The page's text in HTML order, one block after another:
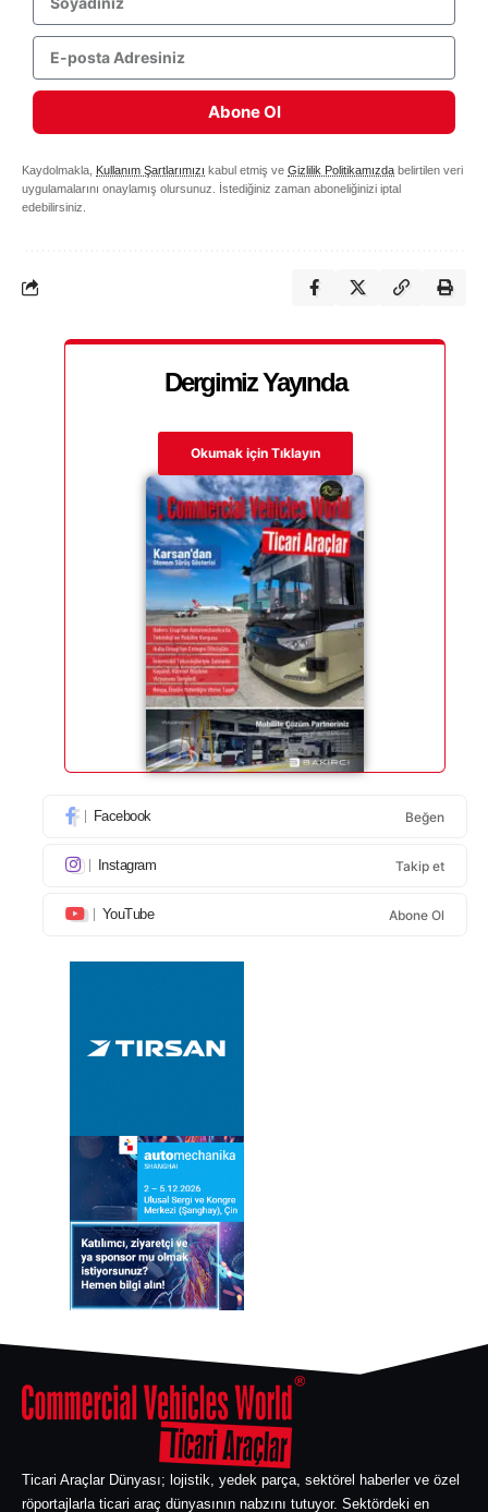
Abone Ol
Kaydolmakla, Kullanım Şartlarımızı kabul etmiş ve Gizlilik Politikamızda belirtilen veri
uygulamalarını onaylamış olursunuz. İstediğiniz zaman aboneliğinizi iptal
edebilirsiniz.
Dergimiz Yayında
Okumak için Tıklayın
Facebook Beğen
Instagram Takip et
YouTube Abone Ol
Ticari Araçlar Dünyası; lojistik, yedek parça, sektörel haberler ve özel
röportajlarla ticari araç dünyasının nabzını tutuyor. Sektördeki en